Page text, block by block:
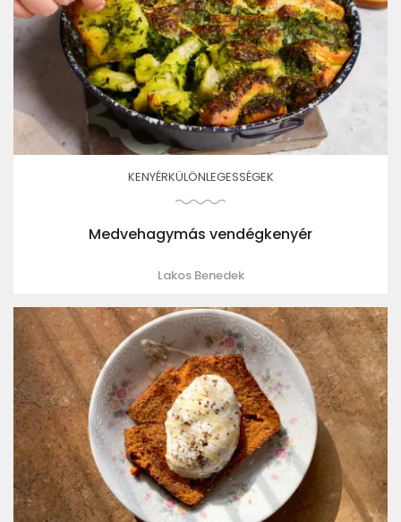
KENYÉRKÜLÖNLEGESSÉGEK
Medvehagymás vendégkenyér
Lakos Benedek